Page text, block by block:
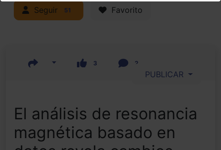
Seguir 51 Favorito
3 2
PUBLICAR
El análisis de resonancia
magnética basado en